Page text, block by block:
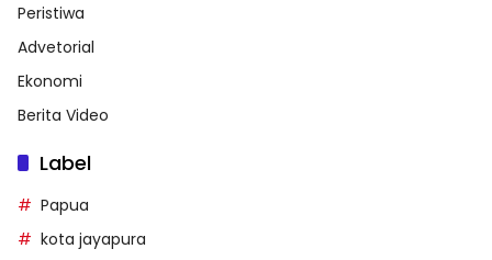
Peristiwa
Advetorial
Ekonomi
Berita Video
Label
Papua
kota jayapura